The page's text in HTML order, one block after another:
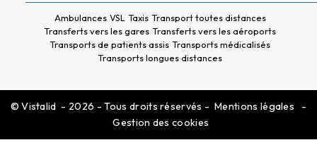
Ambulances VSL Taxis Transport toutes distances
Transferts vers les gares Transferts vers les aéroports
Transports de patients assis Transports médicalisés
Transports longues distances
©Vistalid - 2026 - Tous droits réservés - Mentions légales
-
Gestion des cookies